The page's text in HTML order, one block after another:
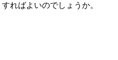
ればよいのでしょうか。